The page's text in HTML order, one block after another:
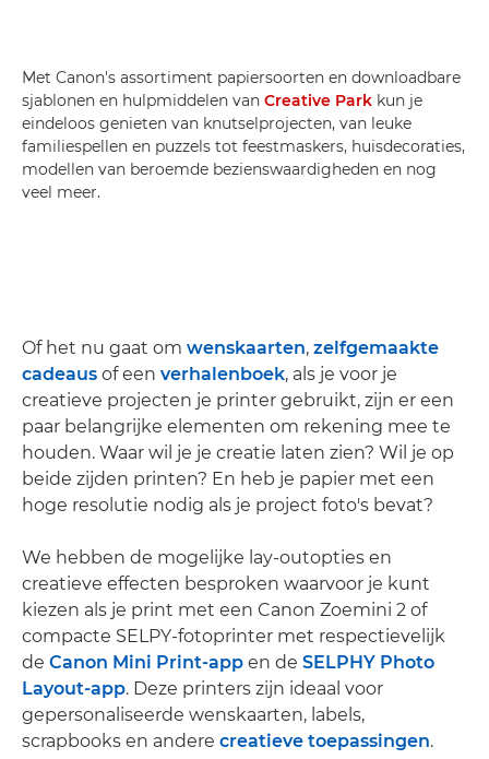
Met Canon's assortiment papiersoorten en downloadbare
sjablonen en hulpmiddelen van Creative Park kun je
eindeloos genieten van knutselprojecten, van leuke
familiespellen en puzzels tot feestmaskers, huisdecoraties,
modellen van beroemde bezienswaardigheden en nog
veel meer.
Of het nu gaat om wenskaarten, zelfgemaakte
cadeaus of een verhalenboek, als je voor je
creatieve projecten je printer gebruikt, zijn er een
paar belangrijke elementen om rekening mee te
houden. Waar wil je je creatie laten zien? Wil je op
beide zijden printen? En heb je papier met een
hoge resolutie nodig als je project foto's bevat?
We hebben de mogelijke lay-outopties en
creatieve effecten besproken waarvoor je kunt
kiezen als je print met een Canon Zoemini 2 of
compacte SELPY-fotoprinter met respectievelijk
de Canon Mini Print-app en de SELPHY Photo
Layout-app. Deze printers zijn ideaal voor
gepersonaliseerde wenskaarten, labels,
scrapbooks en andere creatieve toepassingen.